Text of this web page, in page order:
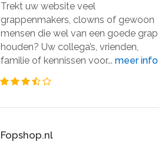
Trekt uw website veel
grappenmakers, clowns of gewoon
mensen die wel van een goede grap
houden? Uw collega’s, vrienden,
familie of kennissen voor...meer info
Fopshop.nl